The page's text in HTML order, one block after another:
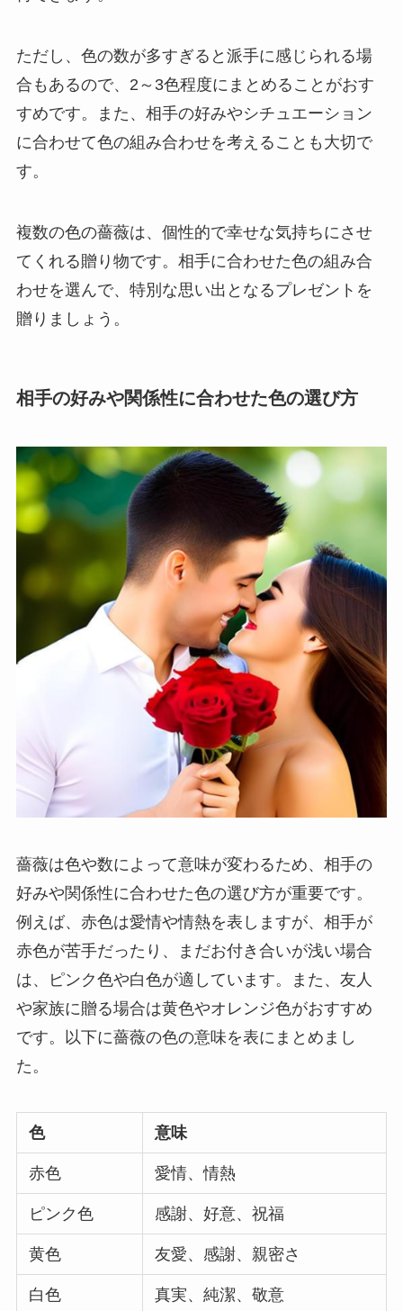
ただし、色の数が多すぎると派手に感じられる場
合もあるので、2～3色程度にまとめることがおす
すめです。また、相手の好みやシチュエーション
に合わせて色の組み合わせを考えることも大切で
す。
複数の色の薔薇は、個性的で幸せな気持ちにさせ
てくれる贈り物です。相手に合わせた色の組み合
わせを選んで、特別な思い出となるプレゼントを
贈りましょう。
相手の好みや関係性に合わせた色の選び方
薔薇は色や数によって意味が変わるため、相手の
好みや関係性に合わせた色の選び方が重要です。
例えば、赤色は愛情や情熱を表しますが、相手が
赤色が苦手だったり、まだお付き合いが浅い場合
は、ピンク色や白色が適しています。また、友人
や家族に贈る場合は黄色やオレンジ色がおすすめ
です。以下に薔薇の色の意味を表にまとめまし
た。
色 意味
赤色 愛情、情熱
ピンク色 感謝、好意、祝福
黄色 友愛、感謝、親密さ
白色 真実、純潔、敬意